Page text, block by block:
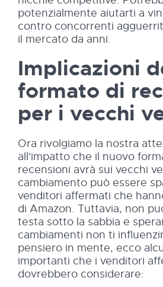
potenzialmente aiutarti a
contro concorrenti
il mercato da anni.
Implicazioni
formato di
per i vecchi
Ora rivolgiamo la nostra
all'impatto che il nuovo
recensioni avrà sui vecchi
cambiamento può essere
venditori affermati che
di Amazon. Tuttavia, non
testa sotto la sabbia e
cambiamenti non ti
pensiero in mente, ecco
importanti che i venditori
dovrebbero considerare: